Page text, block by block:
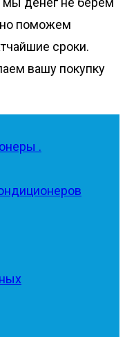
поможем
сроки.
вашу покупку
.